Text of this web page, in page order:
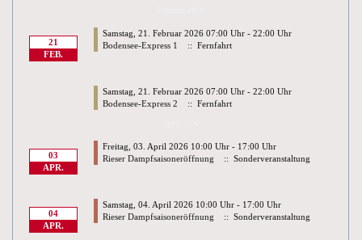
21
FEB.
Samstag, 21. Februar 2026 07:00 Uhr - 22:00 Uhr
Bodensee-Express 1
:: Fernfahrt
Samstag, 21. Februar 2026 07:00 Uhr - 22:00 Uhr
Bodensee-Express 2
:: Fernfahrt
03
APR.
Freitag, 03. April 2026 10:00 Uhr - 17:00 Uhr
Rieser Dampfsaisoneröffnung
:: Sonderveranstaltung
04
APR.
Samstag, 04. April 2026 10:00 Uhr - 17:00 Uhr
Rieser Dampfsaisoneröffnung
:: Sonderveranstaltung